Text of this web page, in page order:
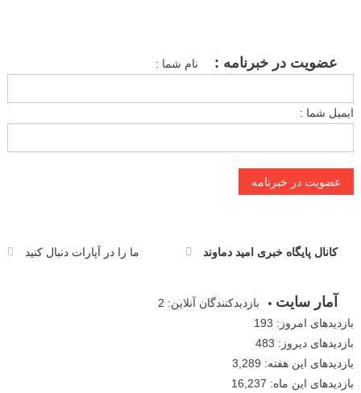
عضویت در خبرنامه : نام شما :
ایمیل شما :
کانال پایگاه خبری امید دماوند ما را در آپارات دنبال کنید
آمار سایت بازدیدکنندگان آنلاین: 2
بازدیدهای امروز: 193
بازدیدهای دیروز: 483
بازدیدهای این هفته: 3,289
بازدیدهای این ماه: 16,237